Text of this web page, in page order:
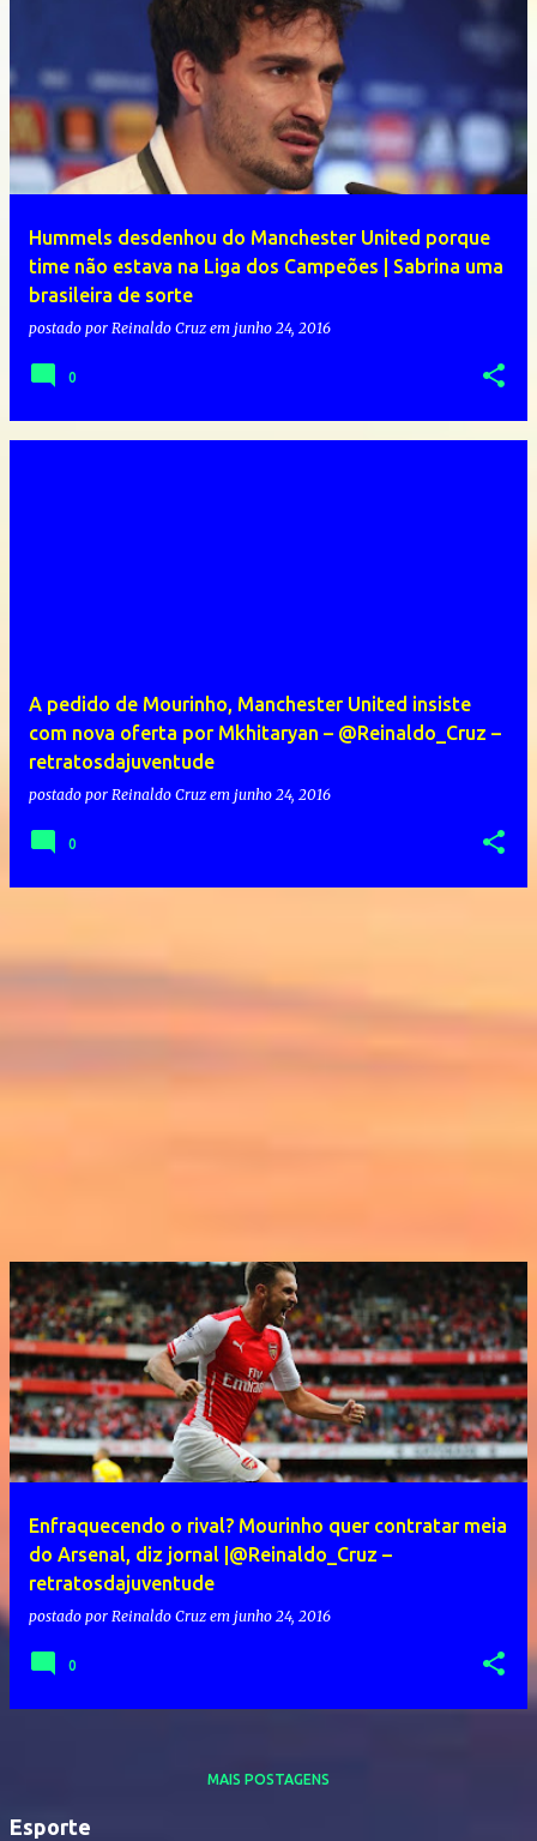
Hummels desdenhou do Manchester United porque
time não estava na Liga dos Campeões | Sabrina uma
brasileira de sorte
postado por Reinaldo Cruz em junho 24, 2016
0
A pedido de Mourinho, Manchester United insiste
com nova oferta por Mkhitaryan – @Reinaldo_Cruz –
retratosdajuventude
postado por Reinaldo Cruz em junho 24, 2016
0
Enfraquecendo o rival? Mourinho quer contratar meia
do Arsenal, diz jornal |@Reinaldo_Cruz –
retratosdajuventude
postado por Reinaldo Cruz em junho 24, 2016
0
MAIS POSTAGENS
Esporte